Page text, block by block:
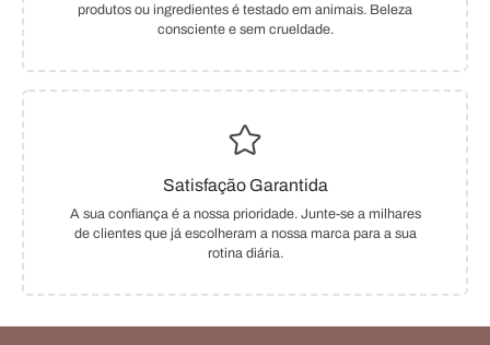
produtos ou ingredientes é testado em animais. Beleza
consciente e sem crueldade.
Satisfação Garantida
A sua confiança é a nossa prioridade. Junte-se a milhares
de clientes que já escolheram a nossa marca para a sua
rotina diária.